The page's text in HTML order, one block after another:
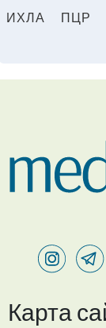
ИХЛА ПЦР
Карта